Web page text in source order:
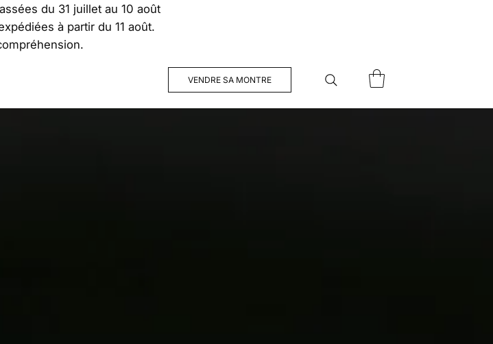
du 31 juillet au 10 août
à partir du 11 août.
VENDRE SA MONTRE